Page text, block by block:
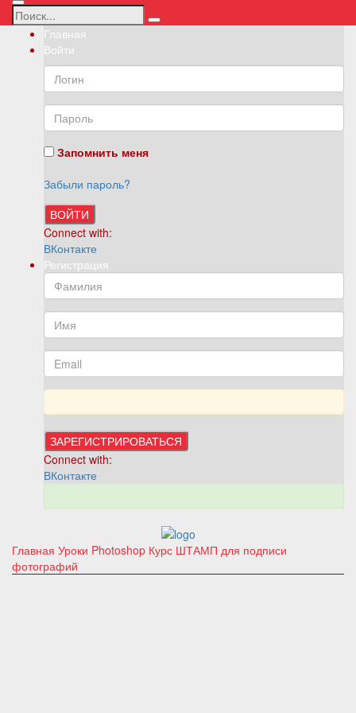
Главная
Войти
Запомнить меня
Забыли пароль?
ВОЙТИ
Connect with:
ВКонтакте
Регистрация
Connect with:
ВКонтакте
Главная Уроки Photoshop Курс ШТАМП для подписи
фотографий